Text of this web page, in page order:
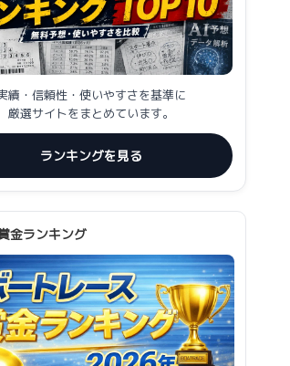
績・信頼性・使いやすさを基準に
厳選サイトをまとめています。
ランキングを見る
金ランキング